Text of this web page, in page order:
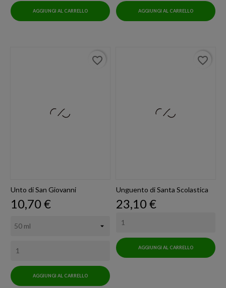
AGGIUNGI AL CARRELLO AGGIUNGI AL CARRELLO
Unto di San Giovanni
Prezzo
10,70 €
AGGIUNGI AL CARRELLO
favorite_border
Unguento di Santa Scolastica
Prezzo
23,10 €
AGGIUNGI AL CARRELLO
favorite_border